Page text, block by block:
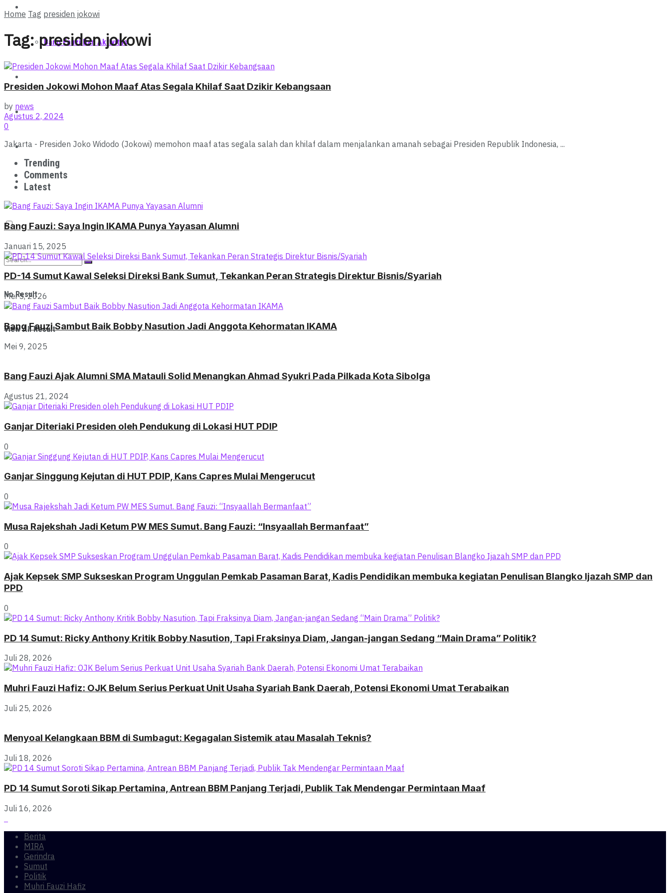
Bang Fauzi Dan Aktivitas
Politik
Ekonomi
Muhri Fauzi Hafiz
No Result
View All Result
Home Tag presiden jokowi
Tag:presiden jokowi
Presiden Jokowi Mohon Maaf Atas Segala Khilaf Saat Dzikir Kebangsaan
by news
Agustus 2, 2024
0
Jakarta - Presiden Joko Widodo (Jokowi) memohon maaf atas segala salah dan khilaf dalam menjalankan amanah sebagai Presiden Republik Indonesia, ...
Trending
Comments
Latest
Bang Fauzi: Saya Ingin IKAMA Punya Yayasan Alumni
Januari 15, 2025
PD-14 Sumut Kawal Seleksi Direksi Bank Sumut, Tekankan Peran Strategis Direktur Bisnis/Syariah
Mei 5, 2026
Bang Fauzi Sambut Baik Bobby Nasution Jadi Anggota Kehormatan IKAMA
Mei 9, 2025
Bang Fauzi Ajak Alumni SMA Matauli Solid Menangkan Ahmad Syukri Pada Pilkada Kota Sibolga
Agustus 21, 2024
Ganjar Diteriaki Presiden oleh Pendukung di Lokasi HUT PDIP
0
Ganjar Singgung Kejutan di HUT PDIP, Kans Capres Mulai Mengerucut
0
Musa Rajekshah Jadi Ketum PW MES Sumut. Bang Fauzi: “Insyaallah Bermanfaat”
0
Ajak Kepsek SMP Sukseskan Program Unggulan Pemkab Pasaman Barat, Kadis Pendidikan membuka kegiatan Penulisan Blangko Ijazah SMP dan
PPD
0
PD 14 Sumut: Ricky Anthony Kritik Bobby Nasution, Tapi Fraksinya Diam, Jangan-jangan Sedang “Main Drama” Politik?
Juli 28, 2026
Muhri Fauzi Hafiz: OJK Belum Serius Perkuat Unit Usaha Syariah Bank Daerah, Potensi Ekonomi Umat Terabaikan
Juli 25, 2026
Menyoal Kelangkaan BBM di Sumbagut: Kegagalan Sistemik atau Masalah Teknis?
Juli 18, 2026
PD 14 Sumut Soroti Sikap Pertamina, Antrean BBM Panjang Terjadi, Publik Tak Mendengar Permintaan Maaf
Juli 16, 2026
Berita
MIRA
Gerindra
Sumut
Politik
Muhri Fauzi Hafiz